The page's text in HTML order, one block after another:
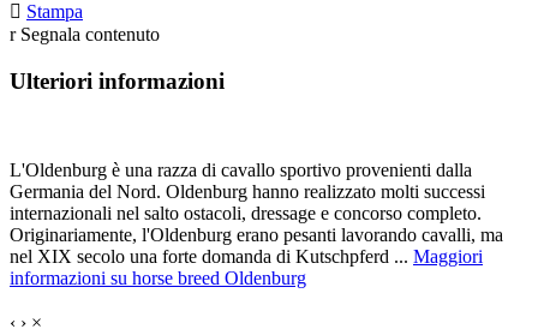
 Stampa
r Segnala contenuto
Ulteriori informazioni
L'Oldenburg è una razza di cavallo sportivo provenienti dalla
Germania del Nord. Oldenburg hanno realizzato molti successi
internazionali nel salto ostacoli, dressage e concorso completo.
Originariamente, l'Oldenburg erano pesanti lavorando cavalli, ma
nel XIX secolo una forte domanda di Kutschpferd ... Maggiori
informazioni su horse breed Oldenburg
‹ › ×